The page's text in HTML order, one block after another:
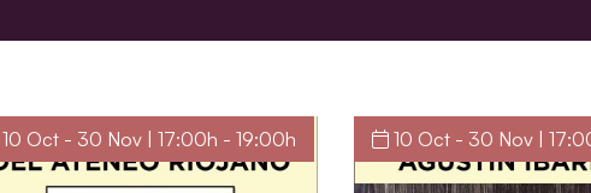
10 Oct - 30 Nov | 17:00h - 19:00h 10 Oct - 30 Nov |